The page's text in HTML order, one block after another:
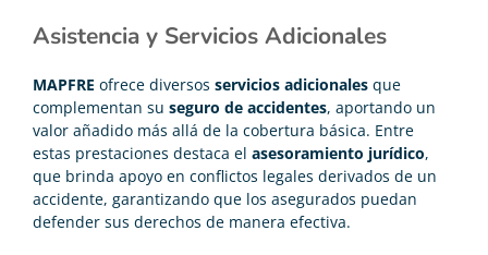
Asistencia y Servicios Adicionales
MAPFRE ofrece diversos servicios adicionales que
complementan su seguro de accidentes, aportando un
valor añadido más allá de la cobertura básica. Entre
estas prestaciones destaca el asesoramiento jurídico,
que brinda apoyo en conflictos legales derivados de un
accidente, garantizando que los asegurados puedan
defender sus derechos de manera efectiva.